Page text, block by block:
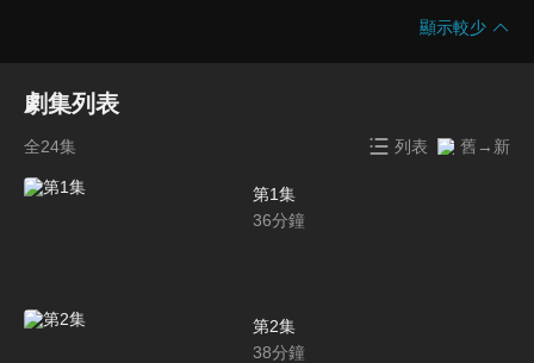
顯示較少
劇集列表
全24集 列表 舊→新
第1集
36分鐘
第2集
38分鐘